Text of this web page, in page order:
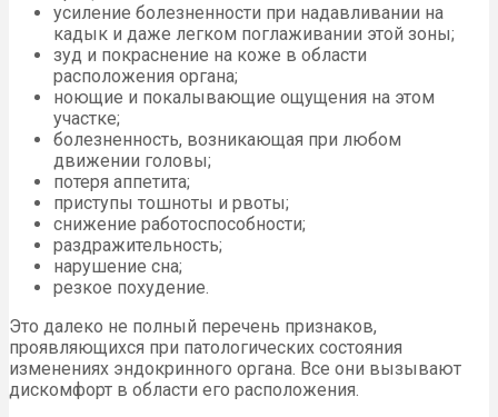
усиление болезненности при надавливании на
кадык и даже легком поглаживании этой зоны;
зуд и покраснение на коже в области
расположения органа;
ноющие и покалывающие ощущения на этом
участке;
болезненность, возникающая при любом
движении головы;
потеря аппетита;
приступы тошноты и рвоты;
снижение работоспособности;
раздражительность;
нарушение сна;
резкое похудение.
Это далеко не полный перечень признаков,
проявляющихся при патологических состояния
изменениях эндокринного органа. Все они вызывают
дискомфорт в области его расположения.